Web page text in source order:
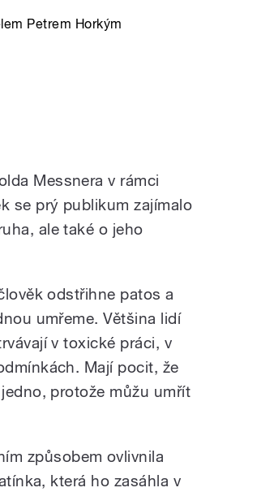
Petrem Horkým
Messnera v rámci
se prý publikum zajímalo
ale také o jeho
odstřihne patos a
umřeme. Většina lidí
v toxické práci, v
Mají pocit, že
protože můžu umřít
způsobem ovlivnila
která ho zasáhla v